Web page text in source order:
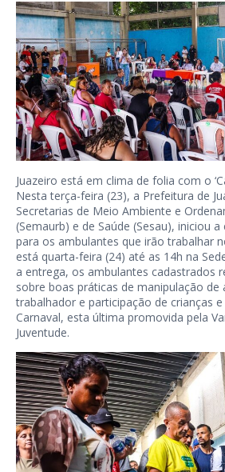
Juazeiro está em clima de folia com o
Nesta terça-feira (23), a Prefeitura de
Secretarias de Meio Ambiente e
(Semaurb) e de Saúde (Sesau), iniciou
para os ambulantes que irão trabalhar
está quarta-feira (24) até as 14h na
a entrega, os ambulantes cadastrados
sobre boas práticas de manipulação de
trabalhador e participação de crianças
Carnaval, esta última promovida pela
Juventude.